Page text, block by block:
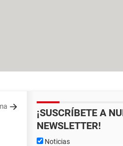
¡SUSCRÍBETE A
NEWSLETTER!
Noticias